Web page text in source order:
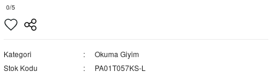
0/5
Kategori
Okuma Giyim
Stok Kodu
PA01T057KS-L